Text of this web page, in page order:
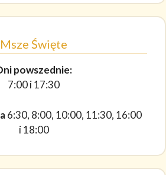
Msze Święte
powszednie:
7:00 i 17:30
6:30, 8:00, 10:00, 11:30, 16:00
i 18:00